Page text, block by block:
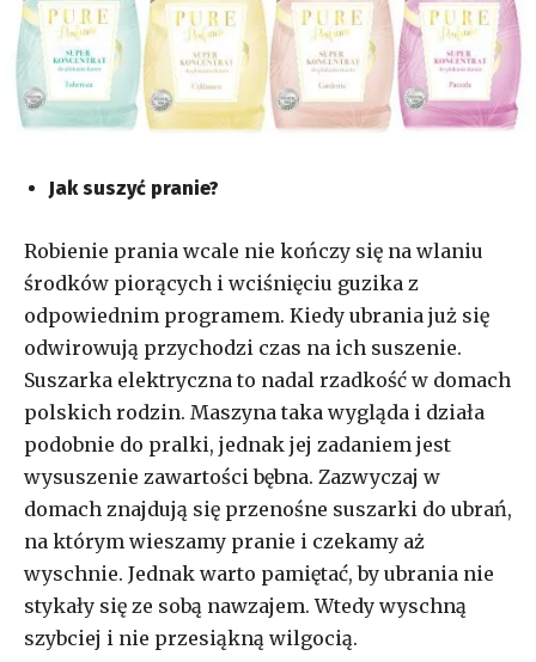
Jak suszyć pranie?
Robienie prania wcale nie kończy się na wlaniu
środków piorących i wciśnięciu guzika z
odpowiednim programem. Kiedy ubrania już się
odwirowują przychodzi czas na ich suszenie.
Suszarka elektryczna to nadal rzadkość w domach
polskich rodzin. Maszyna taka wygląda i działa
podobnie do pralki, jednak jej zadaniem jest
wysuszenie zawartości bębna. Zazwyczaj w
domach znajdują się przenośne suszarki do ubrań,
na którym wieszamy pranie i czekamy aż
wyschnie. Jednak warto pamiętać, by ubrania nie
stykały się ze sobą nawzajem. Wtedy wyschną
szybciej i nie przesiąkną wilgocią.